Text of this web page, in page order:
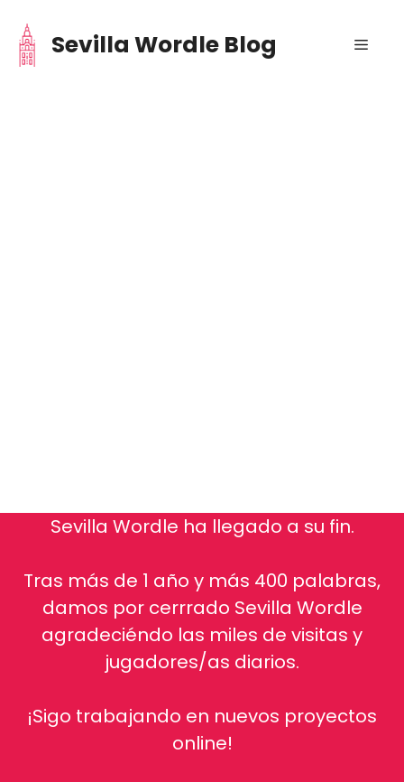
contenidoSevilla Wordle Blog Menú
Sevilla Wordle ha llegado a su fin.
Tras más de 1 año y más 400 palabras,
damos por cerrrado Sevilla Wordle
agradeciéndo las miles de visitas y
jugadores/as diarios.
¡Sigo trabajando en nuevos proyectos
online!